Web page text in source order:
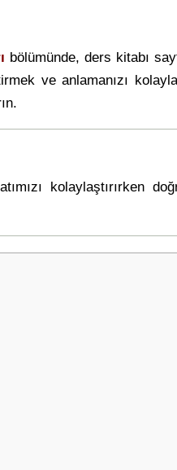
bölümünde, ders kitabı
ve anlamanızı
kolaylaştırırken